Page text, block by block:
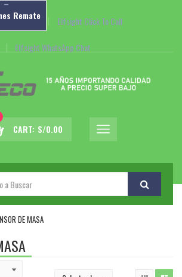
–
Remate Elfsight Click To Call
Elfsight WhatsApp Chat
CART: S/0.00
DE MASA